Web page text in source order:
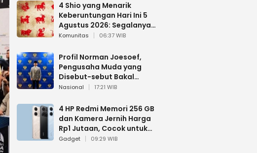
4 Shio yang Menarik
Keberuntungan Hari Ini 5
Agustus 2026: Segalanya
Berjalan Lancar
Komunitas 06:37 WIB
Profil Norman Joesoef,
Pengusaha Muda yang
Disebut-sebut Bakal
Dilantik Jadi Wamenhan RI
Nasional 17:21 WIB
4 HP Redmi Memori 256 GB
dan Kamera Jernih Harga
Rp1 Jutaan, Cocok untuk
Multitasking
Gadget 09:29 WIB